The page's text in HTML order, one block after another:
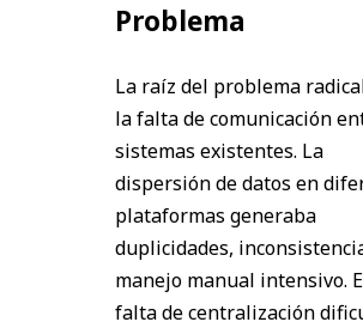
Problema
La raíz del problema
la falta de comunicación
sistemas existentes. La
dispersión de datos en
plataformas generaba
duplicidades,
manejo manual intensivo.
falta de centralización